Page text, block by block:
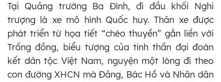
Tại Quảng trường Ba Đình, đi đầu khối Nghi
trượng là xe mô hình Quốc huy. Thân xe được
phát triển từ họa tiết “chèo thuyền” gắn liền với
Trống đồng, biểu tượng của tinh thần đại đoàn
kết dân tộc Việt Nam, nguyện một lòng đi theo
con đường XHCN mà Đảng, Bác Hồ và Nhân dân